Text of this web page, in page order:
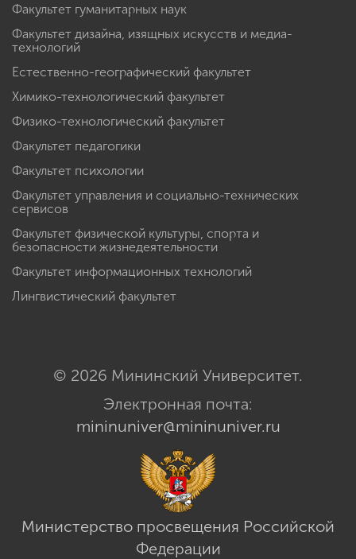
Факультет гуманитарных наук
Факультет дизайна, изящных искусств и медиа-
технологий
Естественно-географический факультет
Химико-технологический факультет
Физико-технологический факультет
Факультет педагогики
Факультет психологии
Факультет управления и социально-технических
сервисов
Факультет физической культуры, спорта и
безопасности жизнедеятельности
Факультет информационных технологий
Лингвистический факультет
© 2026 Мининский Университет.
Электронная почта:
mininuniver@mininuniver.ru
Министерство просвещения Российской
Федерации